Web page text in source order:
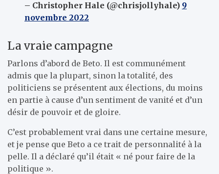
– Christopher Hale (@chrisjollyhale) 9
novembre 2022
La vraie campagne
Parlons d’abord de Beto. Il est communément
admis que la plupart, sinon la totalité, des
politiciens se présentent aux élections, du moins
en partie à cause d’un sentiment de vanité et d’un
désir de pouvoir et de gloire.
C’est probablement vrai dans une certaine mesure,
et je pense que Beto a ce trait de personnalité à la
pelle. Il a déclaré qu’il était « né pour faire de la
politique ».